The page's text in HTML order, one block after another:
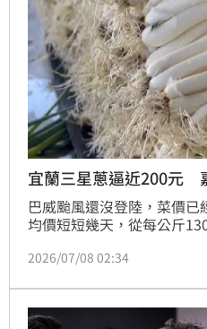
宜蘭三星蔥逼近200元
巴威颱風還沒登陸，菜價
均價短短幾天，從每公斤
一場颱風讓辛苦養殖、栽種
菜每台斤漲破60元，恐怕
2026/07/08 02:34